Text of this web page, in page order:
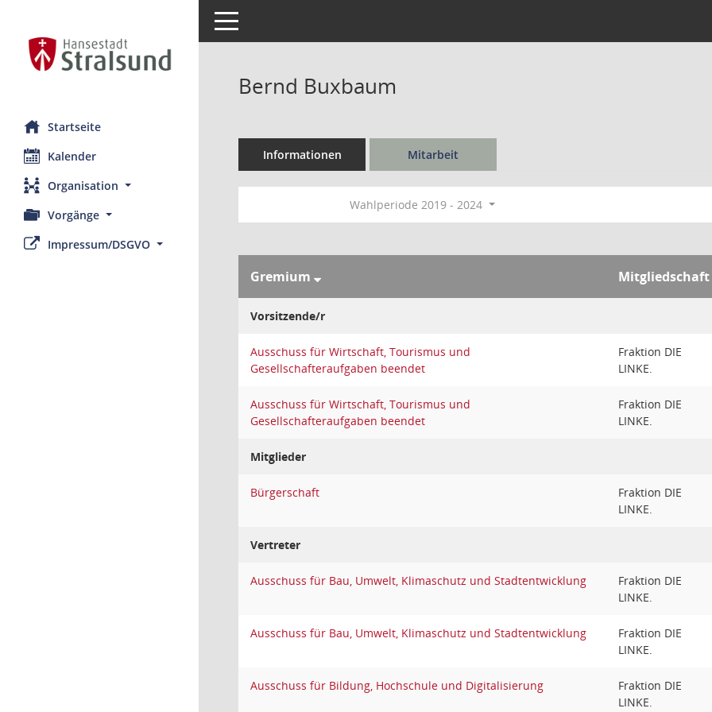
Startseite
Kalender
Organisation
Vorgänge
Impressum/DSGVO
Toggle navigation
Bernd Buxbaum
Informationen Mitarbeit
Wahlperiode 2019 - 2024
Gremium Mitgliedschaft
Vorsitzende/r
Ausschuss für Wirtschaft, Tourismus und
Gesellschafteraufgaben beendet
Fraktion DIE
LINKE.
Ausschuss für Wirtschaft, Tourismus und
Gesellschafteraufgaben beendet
Fraktion DIE
LINKE.
Mitglieder
Bürgerschaft
Fraktion DIE
LINKE.
Vertreter
Ausschuss für Bau, Umwelt, Klimaschutz und Stadtentwicklung
Fraktion DIE
LINKE.
Ausschuss für Bau, Umwelt, Klimaschutz und Stadtentwicklung
Fraktion DIE
LINKE.
Ausschuss für Bildung, Hochschule und Digitalisierung
Fraktion DIE
LINKE.